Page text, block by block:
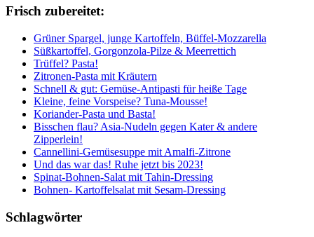
Frisch zubereitet:
Grüner Spargel, junge Kartoffeln, Büffel-Mozzarella
Süßkartoffel, Gorgonzola-Pilze & Meerrettich
Trüffel? Pasta!
Zitronen-Pasta mit Kräutern
Schnell & gut: Gemüse-Antipasti für heiße Tage
Kleine, feine Vorspeise? Tuna-Mousse!
Koriander-Pasta und Basta!
Bisschen flau? Asia-Nudeln gegen Kater & andere
Zipperlein!
Cannellini-Gemüsesuppe mit Amalfi-Zitrone
Und das war das! Ruhe jetzt bis 2023!
Spinat-Bohnen-Salat mit Tahin-Dressing
Bohnen- Kartoffelsalat mit Sesam-Dressing
Schlagwörter